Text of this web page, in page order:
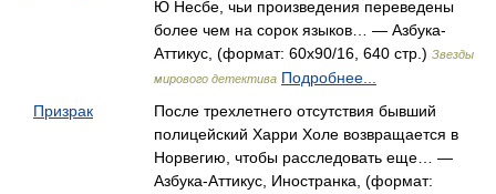
Ю Несбе, чьи произведения переведены
более чем на сорок языков… — Азбука-
Аттикус, (формат: 60x90/16, 640 стр.) Звезды
мирового детектива Подробнее...
Призрак
После трехлетнего отсутствия бывший
полицейский Харри Холе возвращается в
Норвегию, чтобы расследовать еще… —
Азбука-Аттикус, Иностранка, (формат: